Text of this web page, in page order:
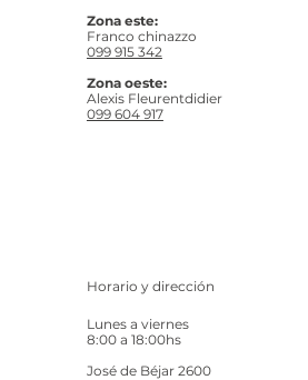
Zona este:
Franco chinazzo
099 915 342
Zona oeste:
Alexis Fleurentdidier
099 604 917
Horario y dirección
Lunes a viernes
8:00 a 18:00hs
José de Béjar 2600